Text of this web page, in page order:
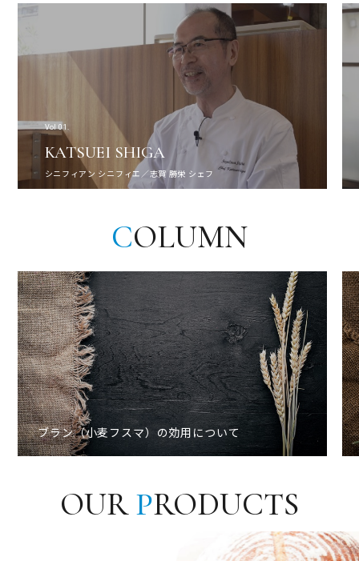
Vol 01.
KATSUEI SHIGA
シニフィアン シニフィエ／志賀 勝栄 シェフ
COLUMN
ブラン（小麦フスマ）の効用について
OURPRODUCTS